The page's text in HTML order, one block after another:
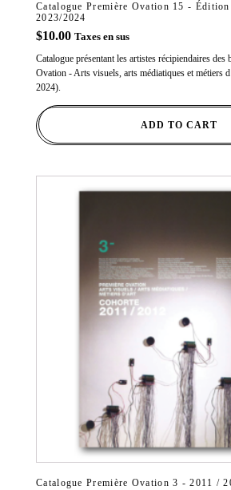
Catalogue Première Ovation 15 -
2023/2024
$10.00 Taxes en sus
Catalogue présentant les artistes récipiendaires des
Ovation - Arts visuels, arts médiatiques et métiers
2024).
ADD TO CART
Catalogue Première Ovation 3 - 2011 /